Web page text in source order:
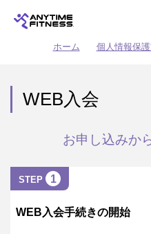
ホーム 個人情報保
WEB入会
お申し込みか
STEP 1
WEB入会手続きの開始